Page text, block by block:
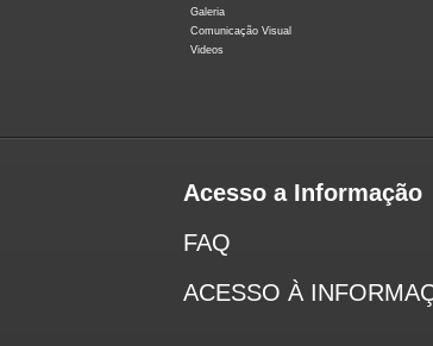
Galeria
Comunicação Visual
Videos
Acesso a Informação
FAQ
ACESSO À